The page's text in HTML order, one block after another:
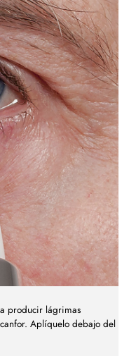
producir lágrimas
Aplíquelo debajo del